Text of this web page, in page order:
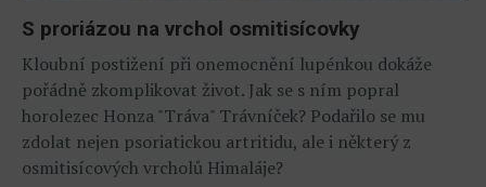
S proriázou na vrchol osmitisícovky
Kloubní postižení při onemocnění lupénkou dokáže
pořádně zkomplikovat život. Jak se s ním popral
horolezec Honza "Tráva" Trávníček? Podařilo se mu
zdolat nejen psoriatickou artritidu, ale i některý z
osmitisícových vrcholů Himaláje?